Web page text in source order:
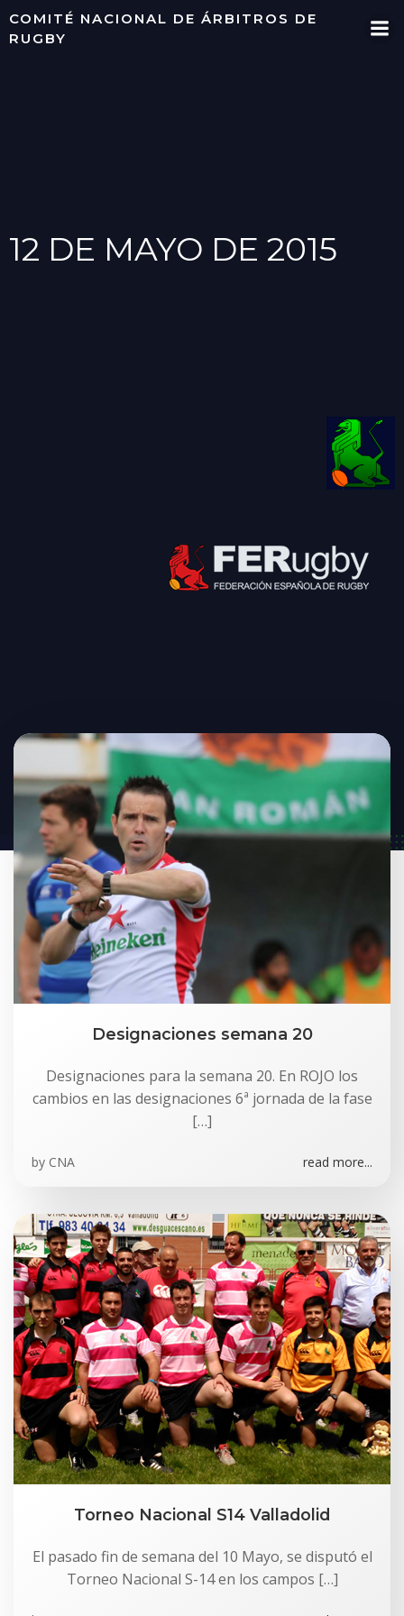
Saltar
COMITÉ NACIONAL DE ÁRBITROS DE
RUGBY
12 DE MAYO DE 2015
Designaciones semana 20
Designaciones para la semana 20. En ROJO los
cambios en las designaciones 6ª jornada de la fase
[…]
by CNA read more...
Torneo Nacional S14 Valladolid
El pasado fin de semana del 10 Mayo, se disputó el
Torneo Nacional S-14 en los campos […]